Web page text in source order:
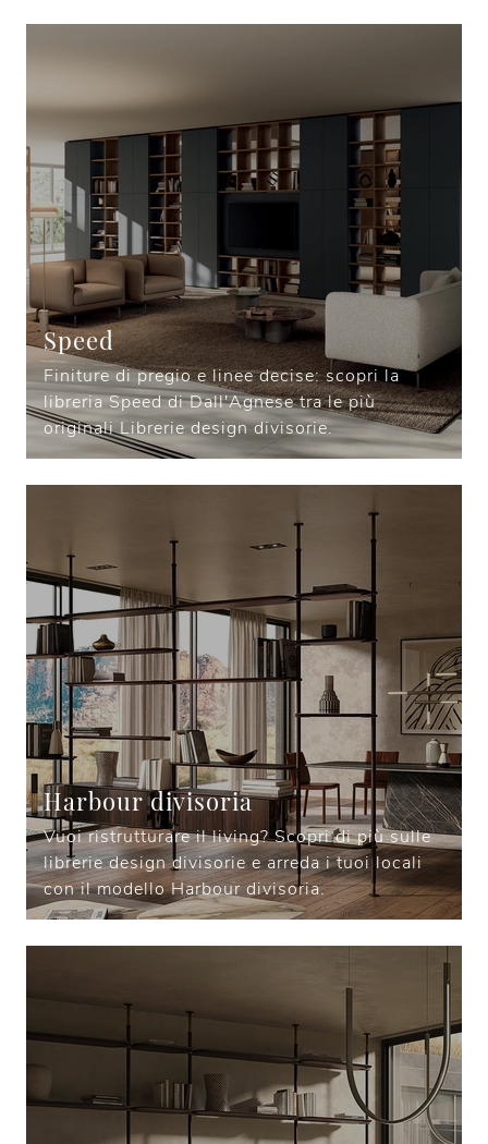
Speed
Finiture di pregio e linee decise: scopri la
libreria Speed di Dall'Agnese tra le più
originali Librerie design divisorie.
Harbour divisoria
Vuoi ristrutturare il living? Scopri di più sulle
librerie design divisorie e arreda i tuoi locali
con il modello Harbour divisoria.